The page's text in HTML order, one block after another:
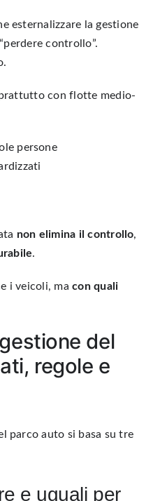
esternalizzare la gestione
controllo”.
con flotte medio-
persone
non elimina il controllo,
.
i veicoli, macon quali
del
regole e
parco auto si basa su tre
e uguali per